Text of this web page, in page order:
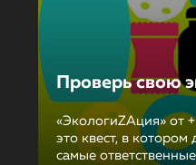
Проверь свою
«ЭкологиZAция» от
это квест, в
самые